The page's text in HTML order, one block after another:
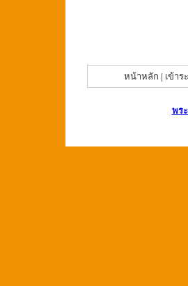
หน้าหลัก | เข้าร
พร